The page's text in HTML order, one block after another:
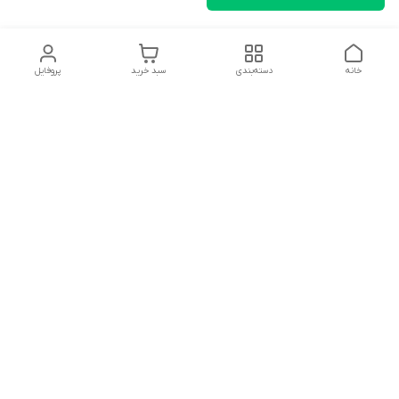
پروفایل سبد خرید دسته‌بندی خانه